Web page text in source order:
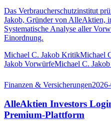
Das Verbraucherschutzinstitut
Jakob, Gründer von AlleAktien,
Systematische Analyse aller
Einordnung.
Michael C. Jakob KritikMichael
Jakob VorwürfeMichael C.
Finanzen & Versicherungen
AlleAktien Investors
Premium-Plattform